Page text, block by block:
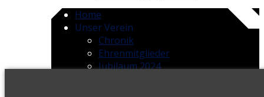
Home
Unser Verein
Chronik
Ehrenmitglieder
Jubiläum 2024